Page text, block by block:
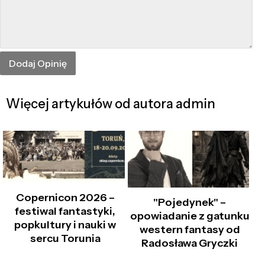
Więcej artykułów od autora admin
Copernicon 2026 –
festiwal fantastyki,
popkultury i nauki w
sercu Torunia
"Pojedynek" –
opowiadanie z gatunku
western fantasy od
Radosława Gryczki